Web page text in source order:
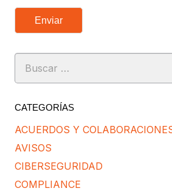
Enviar
Buscar:
CATEGORÍAS
ACUERDOS Y
AVISOS
CIBERSEGURIDAD
COMPLIANCE